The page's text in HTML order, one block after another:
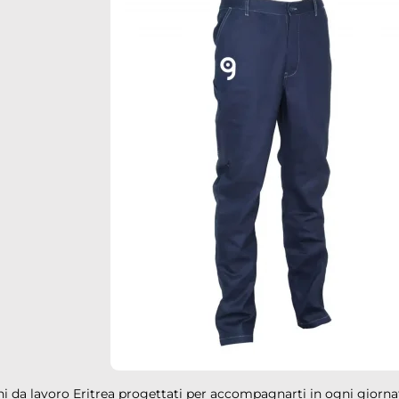
da lavoro Eritrea progettati per accompagnarti in ogni